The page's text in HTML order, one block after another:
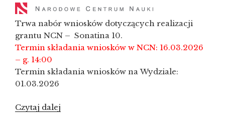
Trwa nabór wniosków dotyczących realizacji
grantu NCN – Sonatina 10.
Termin składania wniosków w NCN: 16.03.2026
– g. 14:00
Termin składania wniosków na Wydziale:
01.03.2026
Czytaj dalej